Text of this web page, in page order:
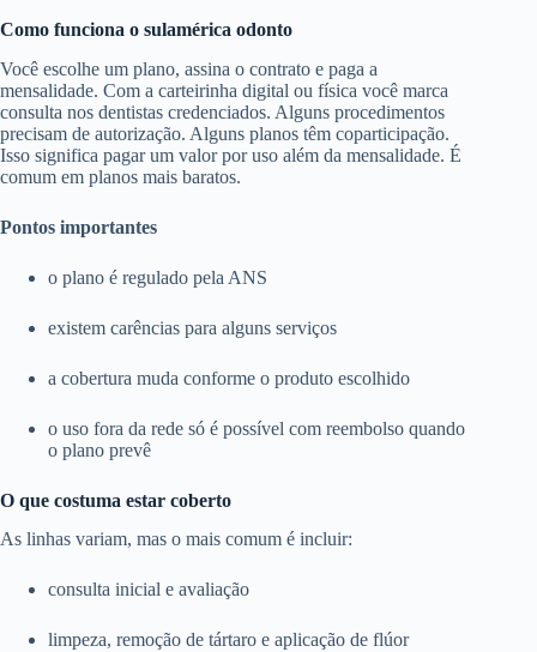
Como funciona o sulamérica odonto
Você escolhe um plano, assina o contrato e paga a
mensalidade. Com a carteirinha digital ou física você marca
consulta nos dentistas credenciados. Alguns procedimentos
precisam de autorização. Alguns planos têm coparticipação.
Isso significa pagar um valor por uso além da mensalidade. É
comum em planos mais baratos.
Pontos importantes
o plano é regulado pela ANS
existem carências para alguns serviços
a cobertura muda conforme o produto escolhido
o uso fora da rede só é possível com reembolso quando
o plano prevê
O que costuma estar coberto
As linhas variam, mas o mais comum é incluir:
consulta inicial e avaliação
limpeza, remoção de tártaro e aplicação de flúor